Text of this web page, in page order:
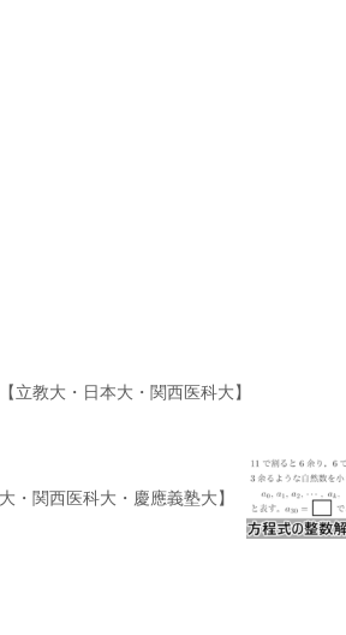
立教大・日本大・関西医科大】
・関西医科大・慶應義塾大】